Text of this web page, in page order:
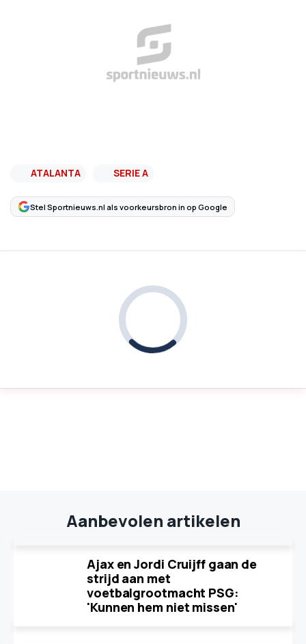
ATALANTA SERIE A
Stel Sportnieuws.nl als voorkeursbron in op Google
Aanbevolen artikelen
Ajax en Jordi Cruijff gaan de
strijd aan met
voetbalgrootmacht PSG:
'Kunnen hem niet missen'